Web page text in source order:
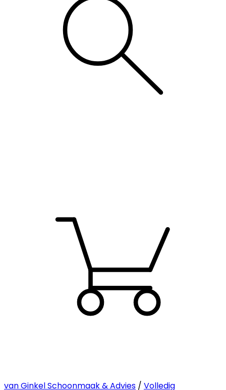
van Ginkel Schoonmaak & Advies / Volledig